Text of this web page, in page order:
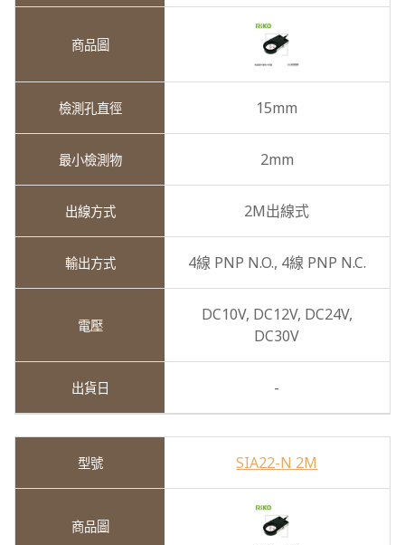
15mm
2mm
2M出線式
4線 PNP N.O., 4線 PNP N.C.
DC10V, DC12V, DC24V,
DC30V
-
SIA22-N 2M